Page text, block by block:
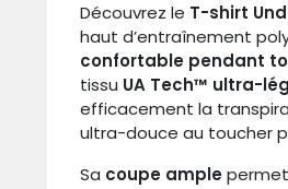
Découvrez le T-shirt
haut d’entraînement
confortable pendant
tissu UA Tech™ ultra-
efficacement la
ultra-douce au toucher
Sa coupe ample